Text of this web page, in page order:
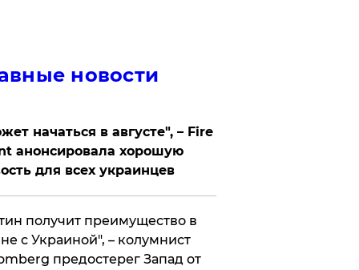
новости
начаться в августе", – Fire
анонсировала хорошую
для всех украинцев
получит преимущество в
с Украиной", – колумнист
предостерег Запад от